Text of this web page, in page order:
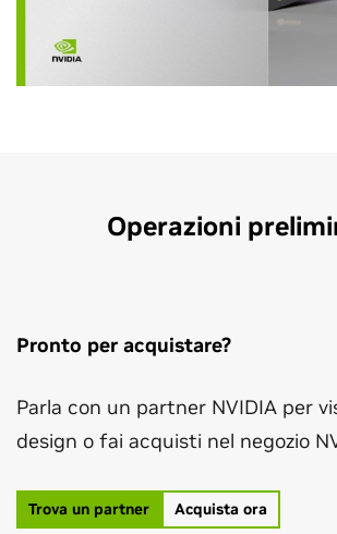
Operazioni
Pronto per acquistare?
Parla con un partner NVIDIA per
design o fai acquisti nel negozio
Trova un partner Acquista ora